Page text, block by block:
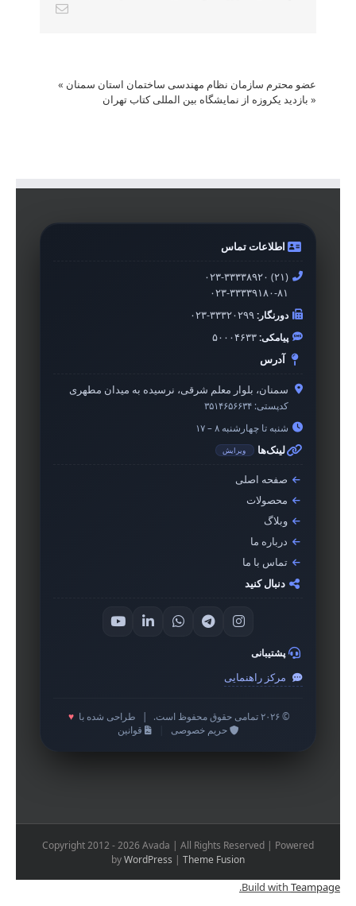
Email
عضو محترم سازمان نظام مهندسی ساختمان استان سمنان »
« بازدید یکروزه از نمایشگاه بین المللی کتاب تهران
اطلاعات تماس
۰۲۳-۳۳۳۳۸۹۲۰ (۲۱)
۰۲۳-۳۳۳۳۹۱۸۰-۸۱
دورنگار:۰۲۳-۳۳۳۲۰۲۹۹
پیامکی:۵۰۰۰۴۶۳۳
آدرس
سمنان، بلوار معلم شرقی، نرسیده به میدان مطهری
کدپستی: ۳۵۱۴۶۵۶۶۳۴
شنبه تا چهارشنبه ۸ – ۱۷
لینک‌ها ویرایش
صفحه اصلی
محصولات
وبلاگ
درباره ما
تماس با ما
دنبال کنید
پشتیبانی
مرکز راهنمایی
© ۲۰۲۶ تمامی حقوق محفوظ است. طراحی شده با ♥
حریم خصوصی
قوانین
Copyright 2012 - 2026 Avada | All Rights Reserved | Powered
byWordPress | Theme Fusion
Build with Teampage
.